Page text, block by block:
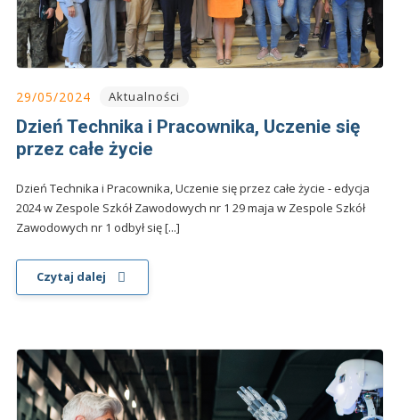
29/05/2024 Aktualności
Dzień Technika i Pracownika, Uczenie się
przez całe życie
Dzień Technika i Pracownika, Uczenie się przez całe życie - edycja
2024 w Zespole Szkół Zawodowych nr 1 29 maja w Zespole Szkół
Zawodowych nr 1 odbył się [...]
Czytaj dalej